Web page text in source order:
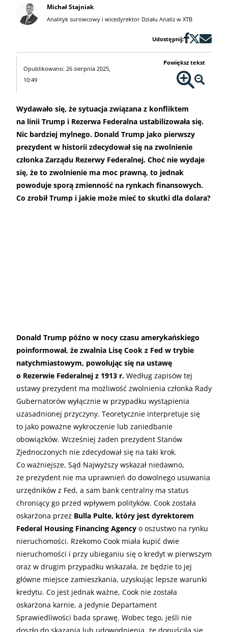
Michał Stajniak
Analityk surowcowy i wicedyrektor Działu Analiz w XTB
Udostępnij:
Opublikowano: 26 sierpnia 2025,
10:49
Powiększ tekst
Wydawało się, że sytuacja związana z konfliktem
na linii Trump i Rezerwa Federalna ustabilizowała się.
Nic bardziej mylnego. Donald Trump jako pierwszy
prezydent w historii zdecydował się na zwolnienie
członka Zarządu Rezerwy Federalnej. Choć nie wydaje
się, że to zwolnienie ma moc prawną, to jednak
powoduje sporą zmienność na rynkach finansowych.
Co zrobił Trump i jakie może mieć to skutki dla dolara?
Donald Trump późno w nocy czasu amerykańskiego
poinformował, że zwalnia Lisę Cook z Fed w trybie
natychmiastowym, powołując się na ustawę
o Rezerwie Federalnej z 1913 r. Według zapisów tej
ustawy prezydent ma możliwość zwolnienia członka Rady
Gubernatorów wyłącznie w przypadku wystąpienia
uzasadnionej przyczyny. Teoretycznie interpretuje się
to jako poważne wykroczenie lub zaniedbanie
obowiązków. Wcześniej żaden prezydent Stanów
Zjednoczonych nie zdecydował się na taki krok.
Co ważniejsze, Sąd Najwyższy wskazał niedawno,
że prezydent nie ma uprawnień do dowolnego usuwania
urzędników z Fed, a sam bank centralny ma status
chroniący go przed wpływem polityków. Cook została
oskarżona przez Bulla Pulte, który jest dyrektorem
Federal Housing Financing Agency o oszustwo na rynku
nieruchomości. Rzekomo Cook miała kupić dwie
nieruchomości i przy ubieganiu się o kredyt w pierwszym
oraz w drugim przypadku wskazała, że będzie to jej
główne miejsce zamieszkania, uzyskując lepsze warunki
kredytu. Co jest jednak ważne, Cook nie została
oskarżona karnie, a jedynie Departament
Sprawiedliwości bada sprawę. Wobec tego, jeśli nie